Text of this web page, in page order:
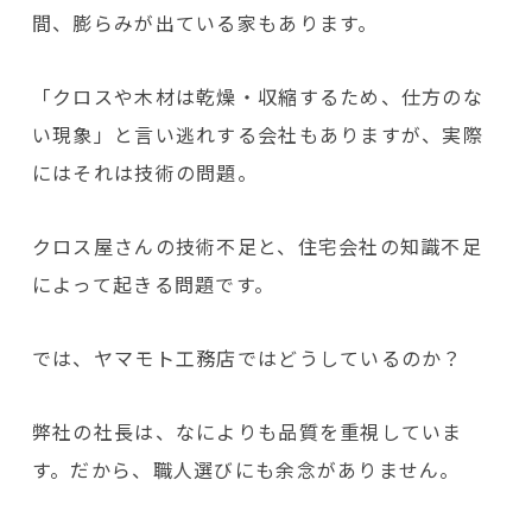
間、膨らみが出ている家もあります。
「クロスや木材は乾燥・収縮するため、仕方のな
い現象」と言い逃れする会社もありますが、実際
にはそれは技術の問題。
クロス屋さんの技術不足と、住宅会社の知識不足
によって起きる問題です。
では、ヤマモト工務店ではどうしているのか？
弊社の社長は、なによりも品質を重視していま
す。だから、職人選びにも余念がありません。